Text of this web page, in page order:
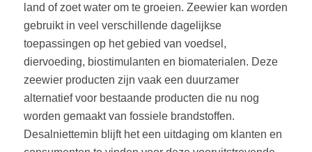
land of zoet water om te groeien. Zeewier kan worden
gebruikt in veel verschillende dagelijkse
toepassingen op het gebied van voedsel,
diervoeding, biostimulanten en biomaterialen. Deze
zeewier producten zijn vaak een duurzamer
alternatiefvoor bestaande producten die nu nog
worden gemaakt van fossiele brandstoffen.
Desalniettemin blijft het een uitdaging om klanten en